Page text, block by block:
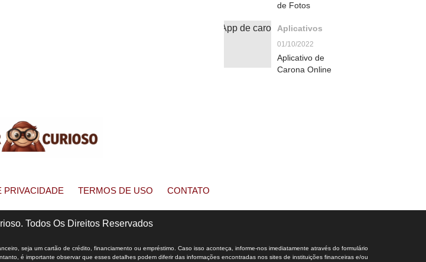
de Fotos
Aplicativos
01/10/2022
Aplicativo de
Carona Online
PRIVACIDADE TERMOS DE USO CONTATO
Todos Os Direitos Reservados
seja um cartão de crédito, financiamento ou empréstimo. Caso isso aconteça, informe-nos imediatamente através do formulário
é importante observar que esses detalhes podem diferir das informações encontradas nos sites de instituições financeiras e/ou